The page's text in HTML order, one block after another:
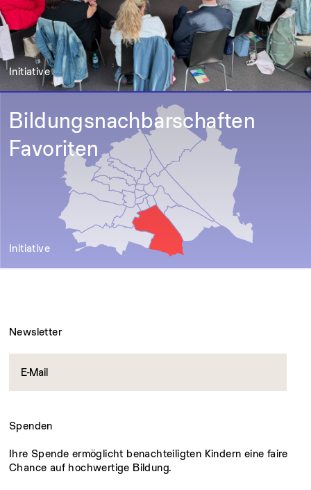
Initiative
Bildungsnachbarschaften
Favoriten
Initiative
Newsletter
Spenden
Ihre Spende ermöglicht benachteiligten Kindern eine faire
Chance auf hochwertige Bildung.